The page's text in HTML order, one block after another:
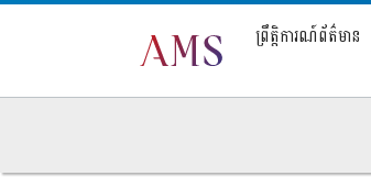
ព្រឹត្តិការណ៍ព័ត៌មាន